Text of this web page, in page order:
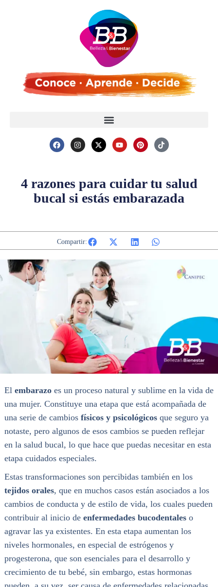
4 razones para cuidar tu salud
bucal si estás embarazada
Compartir:
El embarazoes un proceso natural y sublime en la vida de
una mujer. Constituye una etapa que está acompañada de
una serie de cambios físicos y psicológicosque seguro ya
notaste, pero algunos de esos cambios se pueden reflejar
en la salud bucal, lo que hace que puedas necesitar en esta
etapa cuidados especiales.
Estas transformaciones son percibidas también en los
tejidos orales, que en muchos casos están asociados a los
cambios de conducta y de estilo de vida, los cuales pueden
contribuir al inicio de enfermedades bucodentaleso
agravar las ya existentes. En esta etapa aumentan los
niveles hormonales, en especial de estrógenos y
progesterona, que son esenciales para el desarrollo y
crecimiento de tu bebé, sin embargo, estas hormonas